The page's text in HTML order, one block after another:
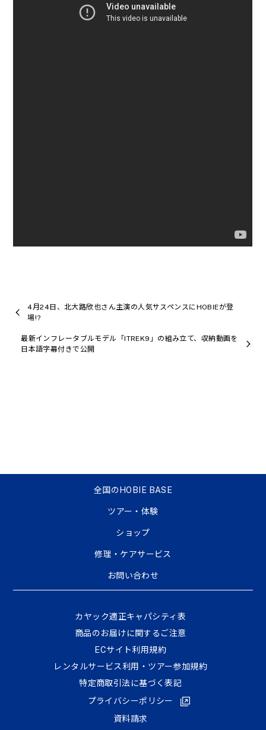
4月24日、北大路欣也さん主演の人気サスペンスにHOBIEが登
場!?
最新インフレータブルモデル「ITREK9」の組み立て、収納動画を
日本語字幕付きで公開
全国のHOBIE BASE
ツアー・体験
ショップ
修理・ケアサービス
お問い合わせ
カヤック適正キャパシティ表
商品のお届けに関するご注意
ECサイト利⽤規約
レンタルサービス利用・ツアー参加規約
特定商取引法に基づく表記
プライバシーポリシー
資料請求